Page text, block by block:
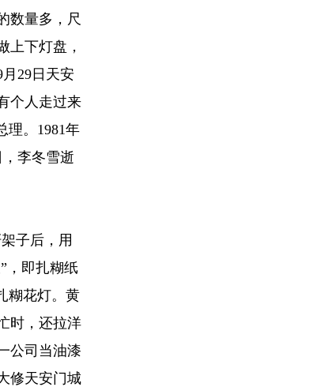
数量多，尺
上下灯盘，
29日天安
个人走过来
理。1981年
李冬雪逝
子后，用
，即扎糊纸
糊花灯。黄
时，还拉洋
公司当油漆
修天安门城